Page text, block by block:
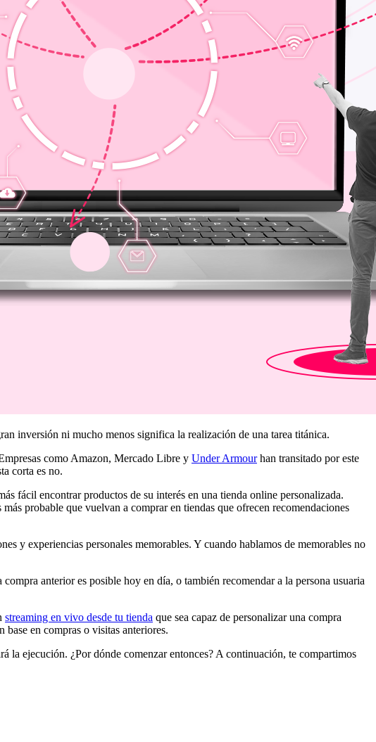
inversión ni mucho menos significa la realización de una tarea titánica.
como Amazon, Mercado Libre y Under Armourhan transitado por este
corta es no.
fácil encontrar productos de su interés en una tienda online personalizada.
probable que vuelvan a comprar en tiendas que ofrecen recomendaciones
y experiencias personales memorables. Y cuando hablamos de memorables no
anterior es posible hoy en día, o también recomendar a la persona usuaria
streaming en vivo desde tu tienda que sea capaz de personalizar una compra
en compras o visitas anteriores.
la ejecución. ¿Por dónde comenzar entonces? A continuación, te compartimos